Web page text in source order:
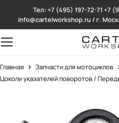
Тел: +7 (495) 197-72-71 +7
info@cartelworkshop.ru / г.
Главная Запчасти для мотоциклов
Цоколи указателей поворотов /